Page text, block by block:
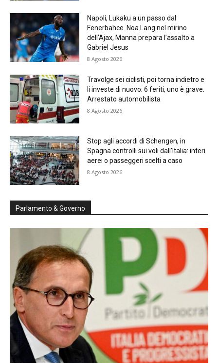
Napoli, Lukaku a un passo dal
Fenerbahce. Noa Lang nel mirino
dell’Ajax, Manna prepara l’assalto a
Gabriel Jesus
8 Agosto 2026
Travolge sei ciclisti, poi torna indietro e
li investe di nuovo: 6 feriti, uno è grave.
Arrestato automobilista
8 Agosto 2026
Stop agli accordi di Schengen, in
Spagna controlli sui voli dall’Italia: interi
aerei o passeggeri scelti a caso
8 Agosto 2026
Parlamento & Governo